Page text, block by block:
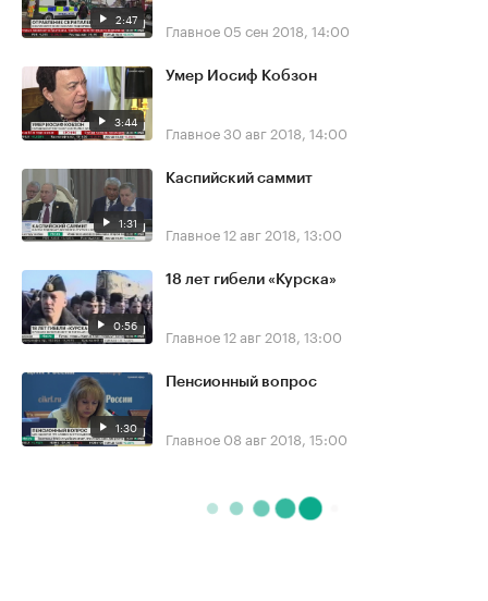
2:47 Главное 05 сен 2018, 14:00
3:44
Умер Иосиф Кобзон
Главное30 авг 2018, 14:00
1:31
Каспийский саммит
Главное12 авг 2018, 13:00
0:56
18 лет гибели «Курска»
Главное12 авг 2018, 13:00
1:30
Пенсионный вопрос
Главное 08 авг 2018, 15:00